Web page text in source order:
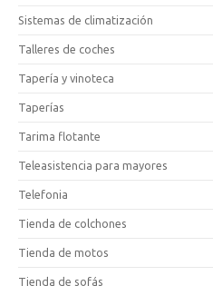
Sistemas de climatización
Talleres de coches
Tapería y vinoteca
Taperías
Tarima flotante
Teleasistencia para mayores
Telefonia
Tienda de colchones
Tienda de motos
Tienda de sofás